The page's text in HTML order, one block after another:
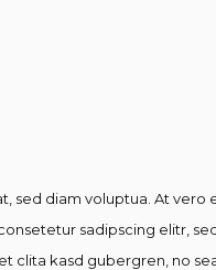
sed diam voluptua. At vero
sadipscing elitr,
clita kasd gubergren, no